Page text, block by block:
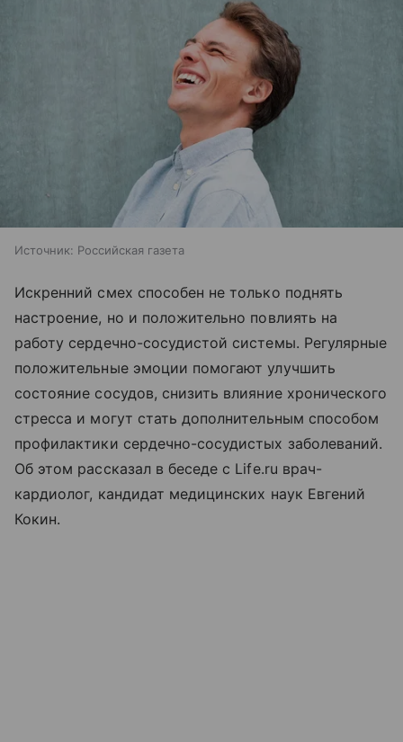
Источник: Российская газета
Искренний смех способен не только поднять
настроение, но и положительно повлиять на
работу сердечно-сосудистой системы. Регулярные
положительные эмоции помогают улучшить
состояние сосудов, снизить влияние хронического
стресса и могут стать дополнительным способом
профилактики сердечно-сосудистых заболеваний.
Об этом рассказал в беседе с Life.ru врач-
кардиолог, кандидат медицинских наук Евгений
Кокин.